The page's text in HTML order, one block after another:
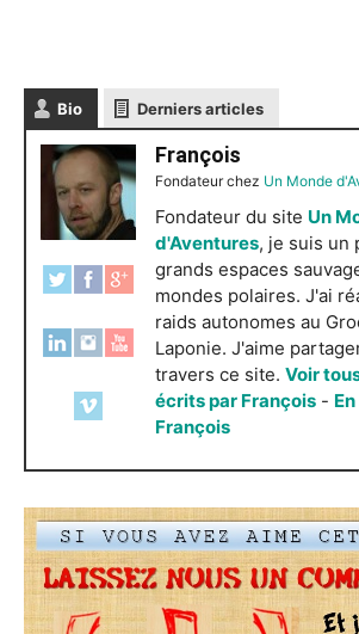
Bio Derniers articles
François
Fondateurchez Un Monde
Fondateur du site Un
d'Aventures, je suis un
grands espaces
mondes polaires. J'ai
raids autonomes au
Laponie. J'aime
travers ce site. Voir
écrits par François -
François